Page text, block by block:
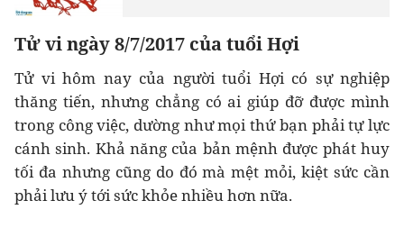
Tử vi ngày 8/7/2017 của tuổi Hợi
Tử vi hôm nay của người tuổi Hợi có sự nghiệp
thăng tiến, nhưng chẳng có ai giúp đỡ được mình
trong công việc, dường như mọi thứ bạn phải tự lực
cánh sinh. Khả năng của bản mệnh được phát huy
tối đa nhưng cũng do đó mà mệt mỏi, kiệt sức cần
phải lưu ý tới sức khỏe nhiều hơn nữa.